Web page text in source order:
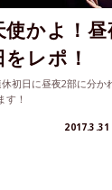
使かよ！
レポ！
初日に昼夜2部に分か
す！
2017.3.31